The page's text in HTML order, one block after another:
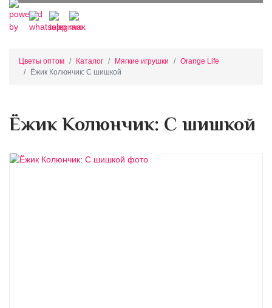
Цветы оптом Каталог Мягкие игрушки
Orange Life
Ёжик Колюнчик: С шишкой
Ёжик Колюнчик: С шишкой